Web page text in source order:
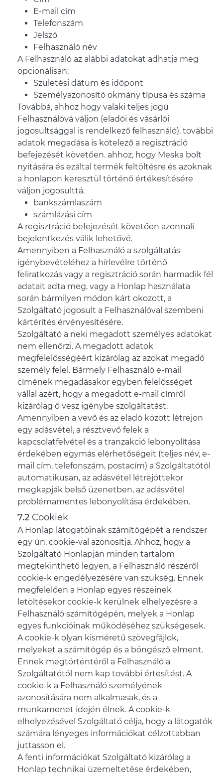
E-mail cím
Telefonszám
Jelszó
Felhasználó név
A Felhasználó az alábbi adatokat adhatja meg
opcionálisan:
Születési dátum és időpont
Személyazonosító okmány típusa és száma
Továbbá, ahhoz hogy valaki teljes jogú
Felhasználóvá váljon (eladói és vásárlói
jogosultsággal is rendelkező felhasználó), további
adatok megadása is kötelező a regisztráció
befejezését követően. ahhoz, hogy Meska bolt
nyitására és ezáltal termék feltöltésre és azoknak
a honlapon keresztül történő értékesítésére
váljon jogosulttá.
bankszámlaszám
számlázási cím
A regisztráció befejezését követően azonnali
bejelentkezés válik lehetővé.
Amennyiben a Felhasználó a szolgáltatás
igénybevételéhez a hírlevélre történő
feliratkozás vagy a regisztráció során harmadik fél
adatait adta meg, vagy a Honlap használata
során bármilyen módon kárt okozott, a
Szolgáltató jogosult a Felhasználóval szembeni
kártérítés érvényesítésére.
Szolgáltató a neki megadott személyes adatokat
nem ellenőrzi. A megadott adatok
megfelelősségéért kizárólag az azokat megadó
személy felel. Bármely Felhasználó e-mail
címének megadásakor egyben felelősséget
vállal azért, hogy a megadott e-mail címről
kizárólag ő vesz igénybe szolgáltatást.
Amennyiben a vevő és az eladó között létrejön
egy adásvétel, a résztvevő felek a
kapcsolatfelvétel és a tranzakció lebonyolítása
érdekében egymás elérhetőségeit (teljes név, e-
mail cím, telefonszám, postacím) a Szolgáltatótól
automatikusan, az adásvétel létrejöttekor
megkapják belső üzenetben, az adásvétel
problémamentes lebonyolítása érdekében.
Cookiek
A Honlap látogatóinak számítógépét a rendszer
egy ún. cookie-val azonosítja. Ahhoz, hogy a
Szolgáltató Honlapján minden tartalom
megtekinthető legyen, a Felhasználó részéről
cookie-k engedélyezésére van szükség. Ennek
megfelelően a Honlap egyes részeinek
letöltésekor cookie-k kerülnek elhelyezésre a
Felhasználó számítógépén, melyek a Honlap
egyes funkcióinak működéséhez szükségesek.
A cookie-k olyan kisméretű szövegfájlok,
melyeket a számítógép és a böngésző elment.
Ennek megtörténtéről a Felhasználó a
Szolgáltatótól nem kap további értesítést. A
cookie-k a Felhasználó személyének
azonosítására nem alkalmasak, és a
munkamenet idején élnek. A cookie-k
elhelyezésével Szolgáltató célja, hogy a látogatók
számára lényeges információkat célzottabban
juttasson el.
A fenti információkat Szolgáltató kizárólag a
Honlap technikai üzemeltetése érdekében,